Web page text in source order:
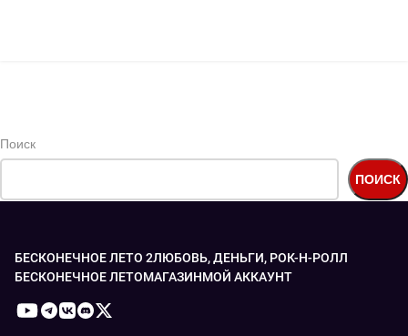
Поиск
ПОИСК
БЕСКОНЕЧНОЕ ЛЕТО 2ЛЮБОВЬ, ДЕНЬГИ, РОК-Н-РОЛЛ
БЕСКОНЕЧНОЕ ЛЕТОМАГАЗИНМОЙ АККАУНТ